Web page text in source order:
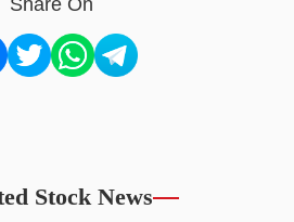
Share On
Stock News